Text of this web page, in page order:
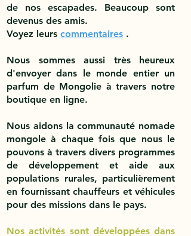
de nos escapades. Beaucoup sont
devenus des amis.
Voyez leurs commentaires .
Nous sommes aussi très heureux
d'envoyer dans le monde entier un
parfum de Mongolie à travers notre
boutique en ligne.
Nous aidons la communauté nomade
mongole à chaque fois que nous le
pouvons à travers divers programmes
de développement et aide aux
populations rurales, particulièrement
en fournissant chauffeurs et véhicules
pour des missions dans le pays.
Nos activités sont développées dans